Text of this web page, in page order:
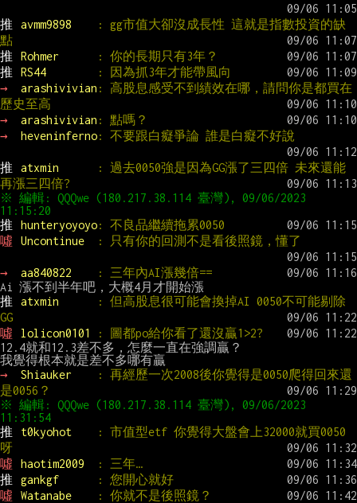
推 avmm9898
: gg市值大卻沒成長性 這就是指數投資的缺
點
推
Rohmer
: 你的長期只有3年？
推
RS44
: 因為抓3年才能帶風向
→
arashivivian : 高股息感受不到績效在哪，請問你是都買在
歷史至高
→
arashivivian : 點嗎？
→
heveninferno: 不要跟白癡爭論 誰是白癡不好說
推 atxmin
: 過去0050強是因為GG漲了三四倍 未來還能
再漲三四倍?
※ 編輯: QQQwe (180.217.38.114 臺灣), 09/06/2023
推
hunteryoyoyo: 不良品繼續拖累0050
噓
Uncontinue : 只有你的回測不是看後照鏡，懂了
→ aa840822
: 三年內AI漲幾倍==
推
atxmin
: 但高股息很可能會換掉AI 0050不可能剔除
GG
噓
lolicon0101
: 圖都po給你看了還沒贏1>2?
12.4就和12.3差不多，怎麼一直在強調贏？
→
Shiauker
: 再經歷一次2008後你覺得是0050爬得回來還
是0056？
※ 編輯: QQQwe (180.217.38.114 臺灣), 09/06/2023
推
t0kyohot
: 市值型etf 你覺得大盤會上32000就買0050
呀
噓
haotim2009
: 三年…
推
gankgf
: 您開心就好
噓
Watanabe
: 你就不是後照鏡？